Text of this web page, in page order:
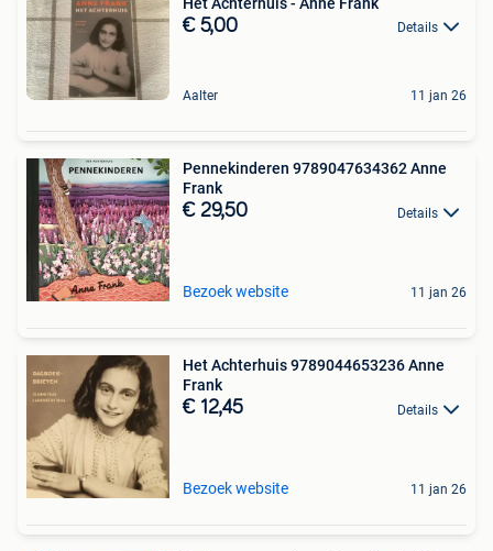
€ 5,00 Details
Aalter 11 jan 26
Pennekinderen 9789047634362 Anne
Frank
€ 29,50 Details
Bezoek website 11 jan 26
Het Achterhuis 9789044653236 Anne
Frank
€ 12,45 Details
Bezoek website 11 jan 26